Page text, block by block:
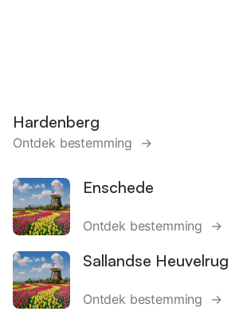
Hardenberg
Ontdek bestemming →
Enschede
Ontdek bestemming →
Sallandse Heuvelrug
Ontdek bestemming →